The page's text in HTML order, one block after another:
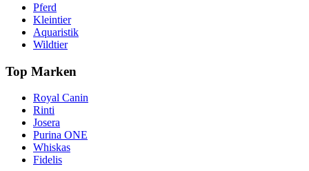
Pferd
Kleintier
Aquaristik
Wildtier
Top Marken
Royal Canin
Rinti
Josera
Purina ONE
Whiskas
Fidelis